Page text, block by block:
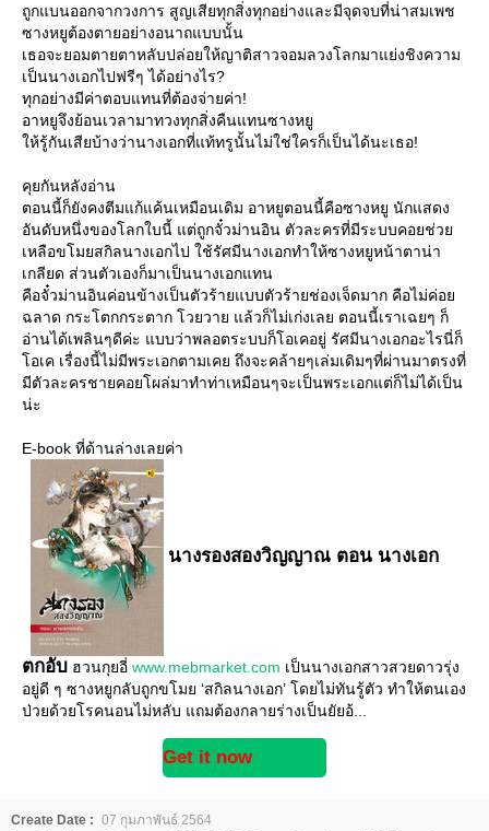
ถูกแบนออกจากวงการ สูญเสียทุกสิ่งทุกอย่างและมีจุดจบที่น่าสมเพช
ซางหยูต้องตายอย่างอนาถแบบนั้น
เธอจะยอมตายตาหลับปล่อยให้ญาติสาวจอมลวงโลกมาแย่งชิงความ
เป็นนางเอกไปฟรีๆ ได้อย่างไร?
ทุกอย่างมีค่าตอบแทนที่ต้องจ่ายค่า!
อาหยูจึงย้อนเวลามาทวงทุกสิ่งคืนแทนซางหยู
ห้รู้กันเสียบ้างว่านางเอกที่แท้ทรูนั้นไม่ใช่ใครก็เป็นได้นะเธอ!
คุยกันหลังอ่าน
ตอนนี้ก็ยังคงตีมแก้แค้นเหมือนเดิม อาหยูตอนนี้คือซางหยู นักแสดง
อันดับหนึ่งของโลกใบนี้ แต่ถูกจั๋วม่านอิน ตัวละครที่มีระบบคอยช่ว
เหลือขโมยสกิลนางเอกไป ใช้รัศมีนางเอกทำให้ซางหยูหน้าตาน่า
เกลียด ส่วนตัวเองก็มาเป็นนางเอกแทน
คือจั๋วม่านอินค่อนข้างเป็นตัวร้ายแบบตัวร้ายช่องเจ็ดมาก คือไม่ค่อ
ฉลาด กระโตกกระตาก โวยวาย แล้วก็ไม่เก่งเลย ตอนนี้เราเฉยๆ ก็
อ่านได้เพลินๆดีค่ะ แบบว่าพลอตระบบก็โอเคอยู่ รัศมีนางเอกอะไรนี่ก็
อเค เรื่องนี้ไม่มีพระเอกตามเคย ถึงจะคล้ายๆเล่มเดิมๆที่ผ่านมาตรงที่
มีตัวละครชายคอยโผล่มาทำท่าเหมือนๆจะเป็นพระเอกแต่ก็ไม่ได้เป็น
น่ะ
E-book ที่ด้านล่างเลยค่า
นางรองสองวิญญาณ ตอน นางเอก
ตกอับ ฮวนกุยอี่ www.mebmarket.com เป็นนางเอกสาวสวยดาวรุ่ง
อยู่ดี ๆ ซางหยูกลับถูกขโมย ‘สกิลนางเอก’ โดยไม่ทันรู้ตัว ทำให้ตนเอง
ป่วยด้วยโรคนอนไม่หลับ แถมต้องกลายร่างเป็นยัยอ้...
Get it now
Create Date : 07 กุมภาพันธ์ 2564